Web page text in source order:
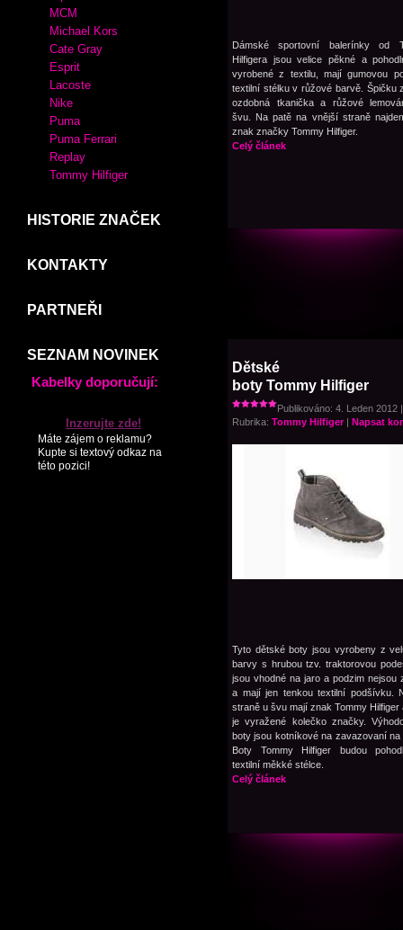
Dámské sportovní balerínky od
Hilfigera jsou velice pěkné a
vyrobené z textilu, mají gumovou
textilní stélku v růžové barvě. Špičku
ozdobná tkanička a růžové
švu. Na patě na vnější straně
znak značky Tommy Hilfiger.
Celý článek
Dětské
boty Tommy Hilfiger
Publikováno: 4. Leden 2012
Rubrika: Tommy Hilfiger | Napsat
Tyto dětské boty jsou vyrobeny z
barvy s hrubou tzv. traktorovou
jsou vhodné na jaro a podzim nejsou
a mají jen tenkou textilní podšívku.
straně u švu mají znak Tommy Hilfiger
je vyražené kolečko značky.
boty jsou kotníkové na zavazovaní na
Boty Tommy Hilfiger budou
textilní měkké stélce.
Celý článek
MCM
Michael Kors
Cate Gray
Esprit
Lacoste
Nike
Puma
Puma Ferrari
Replay
Tommy Hilfiger
HISTORIE ZNAČEK
KONTAKTY
PARTNEŘI
SEZNAM NOVINEK
Kabelky doporučují:
Inzerujte zde!
Máte zájem o reklamu?
Kupte si textový odkaz na
této pozici!